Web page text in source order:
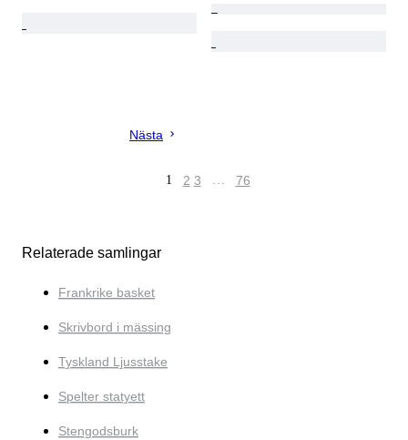
Nästa
1 2 3 … 76
Relaterade samlingar
Frankrike basket
Skrivbord i mässing
Tyskland Ljusstake
Spelter statyett
Stengodsburk